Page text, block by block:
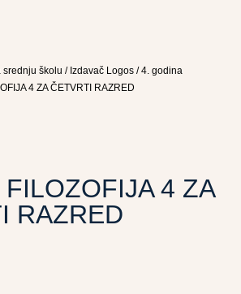
srednju školu / Izdavač Logos/4. godina
4 ZA ČETVRTI RAZRED
4 ZA
RAZRED